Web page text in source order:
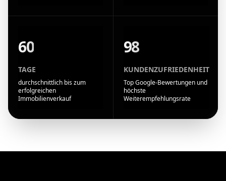
60
TAGE
durchschnittlich bis zum
erfolgreichen
Immobilienverkauf
98
KUNDENZUFRIEDENHEIT
Top Google-Bewertungen und
höchste
Weiterempfehlungsrate